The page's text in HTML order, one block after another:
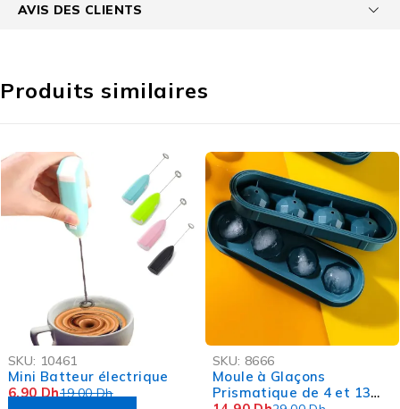
AVIS DES CLIENTS
Produits similaires
OFFRE FLASH
SKU: 10461
Mini Batteur électrique
19,00Dh
6,90 Dh
OFFRE FLASH
SKU: 8666
Moule à Glaçons
Prismatique de 4 et 13